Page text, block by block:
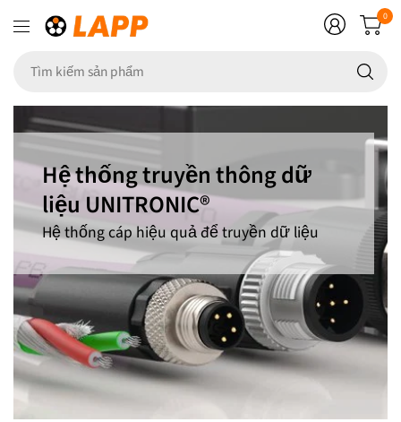
0
Hệ thống truyền thông dữ
liệu UNITRONIC®
Hệ thống cáp hiệu quả để truyền dữ liệu